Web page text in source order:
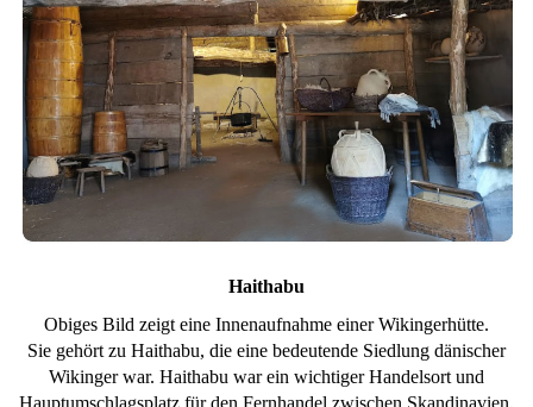
Haithabu
Obiges Bild zeigt eine Innenaufnahme einer Wikingerhütte.
Sie gehört zu Haithabu, die eine bedeutende Siedlung dänischer
Wikinger war. Haithabu war ein wichtiger Handelsort und
Hauptumschlagsplatz für den Fernhandel zwischen Skandinavien,